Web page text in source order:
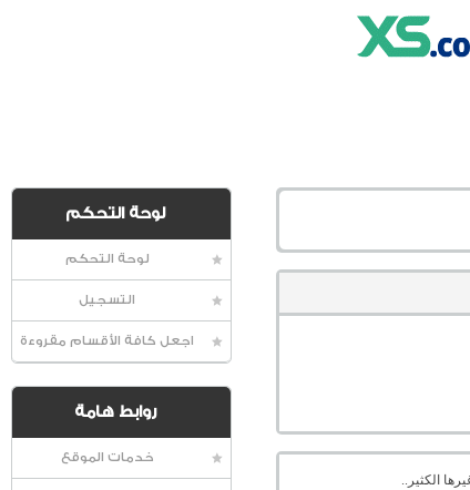
لوحة التحكم
لوحة التحكم
التسجيل
اجعل كافة الأقسام مقروءة
روابط هامة
خدمات الموقع
الكثير..